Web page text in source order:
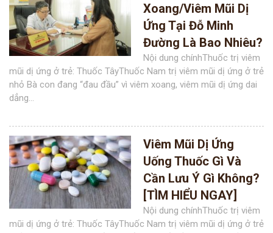
Xoang/Viêm Mũi Dị
Ứng Tại Đỗ Minh
Đường Là Bao Nhiêu?
Nội dung chínhThuốc trị viêm
mũi dị ứng ở trẻ: Thuốc TâyThuốc Nam trị viêm mũi dị ứng ở trẻ
nhỏ Bà con đang “đau đầu” vì viêm xoang, viêm mũi dị ứng dai
dẳng...
Viêm Mũi Dị Ứng
Uống Thuốc Gì Và
Cần Lưu Ý Gì Không?
[TÌM HIỂU NGAY]
Nội dung chínhThuốc trị viêm
mũi dị ứng ở trẻ: Thuốc TâyThuốc Nam trị viêm mũi dị ứng ở trẻ